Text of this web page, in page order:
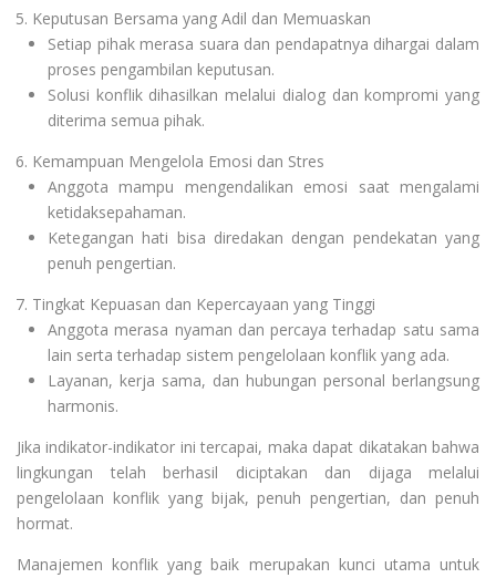
Keputusan Bersama yang Adil dan Memuaskan
Setiap pihak merasa suara dan pendapatnya dihargai dalam
proses pengambilan keputusan.
Solusi konflik dihasilkan melalui dialog dan kompromi yang
diterima semua pihak.
Kemampuan Mengelola Emosi dan Stres
Anggota mampu mengendalikan emosi saat mengalami
ketidaksepahaman.
Ketegangan hati bisa diredakan dengan pendekatan yang
penuh pengertian.
Tingkat Kepuasan dan Kepercayaan yang Tinggi
Anggota merasa nyaman dan percaya terhadap satu sama
lain serta terhadap sistem pengelolaan konflik yang ada.
Layanan, kerja sama, dan hubungan personal berlangsung
harmonis.
Jika indikator-indikator ini tercapai, maka dapat dikatakan bahwa
lingkungan telah berhasil diciptakan dan dijaga melalui
pengelolaan konflik yang bijak, penuh pengertian, dan penuh
hormat.
Manajemen konflik yang baik merupakan kunci utama untuk